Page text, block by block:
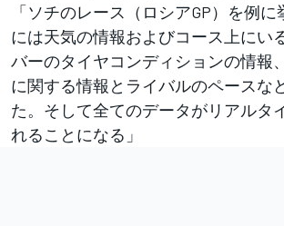
「ソチのレース（ロシアGP）を例
には天気の情報およびコース上にい
バーのタイヤコンディションの情報
に関する情報とライバルのペースな
た。そして全てのデータがリアルタ
れることになる」